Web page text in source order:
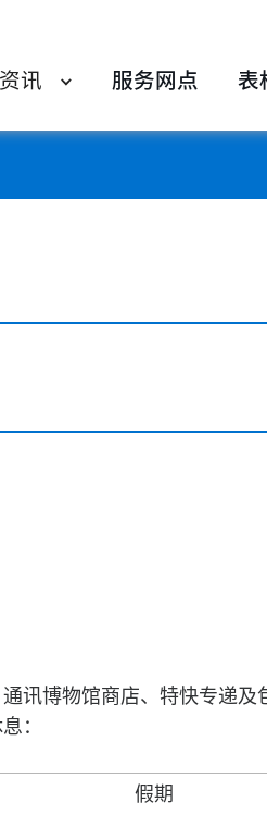
讯 服务网点 表
讯博物馆商店、特快专递及
：
假期